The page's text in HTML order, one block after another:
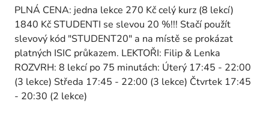
PLNÁ CENA: jedna lekce 270 Kč celý kurz (8 lekcí)
1840 Kč STUDENTI se slevou 20 %!!! Stačí použít
slevový kód "STUDENT20" a na místě se prokázat
platných ISIC průkazem. LEKTOŘI: Filip & Lenka
ROZVRH: 8 lekcí po 75 minutách: Úterý 17:45 - 22:00
(3 lekce) Středa 17:45 - 22:00 (3 lekce) Čtvrtek 17:45
- 20:30 (2 lekce)